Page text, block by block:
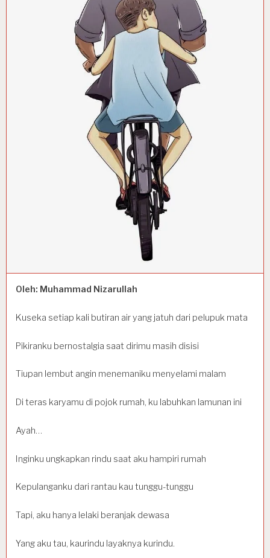
Oleh: Muhammad Nizarullah
Kuseka setiap kali butiran air yang jatuh dari pelupuk mata
Pikiranku bernostalgia saat dirimu masih disisi
Tiupan lembut angin menemaniku menyelami malam
Di teras karyamu di pojok rumah, ku labuhkan lamunan ini
Ayah…
Inginku ungkapkan rindu saat aku hampiri rumah
Kepulanganku dari rantau kau tunggu-tunggu
Tapi, aku hanya lelaki beranjak dewasa
Yang aku tau, kaurindu layaknya kurindu.